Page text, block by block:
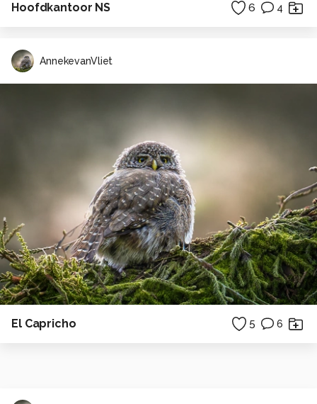
Hoofdkantoor NS 6 4
AnnekevanVliet
El Capricho 5 6